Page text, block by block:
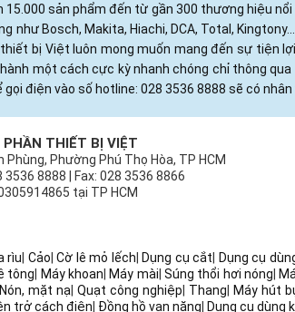
15.000 sản phẩm đến từ gần 300 thương hiệu
như Bosch, Makita, Hiachi, DCA, Total,
bị Việt luôn mong muốn mang đến sự tiện
một cách cực kỳ nhanh chóng chỉ thông
gọi điện vào số hotline: 028 3536 8888 sẽ có
PHẦN THIẾT BỊ VIỆT
Phùng, Phường Phú Thọ Hòa, TP HCM
8888 | Fax: 028 3536 8866
tại TP HCM
rìu| Cảo|Cờ lê mỏ lếch|Dụng cụ cắt| Dụng cụ
tông| Máy khoan|Máy mài| Súng thổi hơi nóng|
Nón, mặt nạ| Quạt công nghiệp| Thang| Máy hút
trở cách điện| Đồng hồ vạn năng| Dụng cụ dùng